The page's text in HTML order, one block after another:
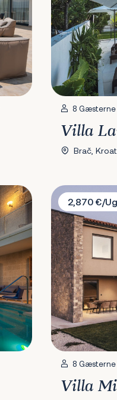
8 Gæsterne
Villa
Brač,
Villa Misto II
2,870 €/
8 Gæsterne
Villa